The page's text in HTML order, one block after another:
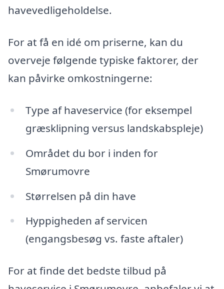
havevedligeholdelse.
For at få en idé om priserne, kan du
overveje følgende typiske faktorer, der
kan påvirke omkostningerne:
Type af haveservice (for eksempel
græsklipning versus landskabspleje)
Området du bor i inden for
Smørumovre
Størrelsen på din have
Hyppigheden af servicen
(engangsbesøg vs. faste aftaler)
For at finde det bedste tilbud på